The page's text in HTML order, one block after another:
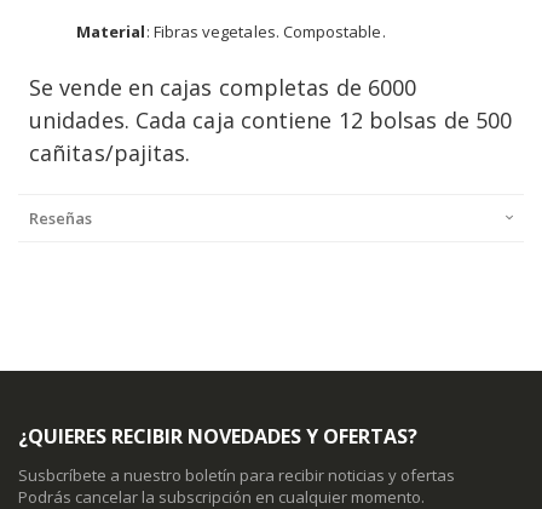
Material: Fibras vegetales. Compostable.
Se vende en cajas completas de 6000
unidades. Cada caja contiene 12 bolsas de 500
cañitas/pajitas.
Reseñas
¿QUIERES RECIBIR NOVEDADES Y OFERTAS?
Susbcríbete a nuestro boletín para recibir noticias y ofertas
Podrás cancelar la subscripción en cualquier momento.